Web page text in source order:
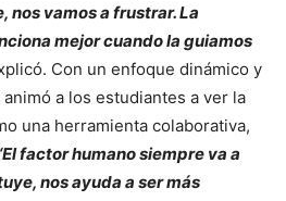
nos vamos a frustrar. La
mejor cuando la guiamos
Con un enfoque dinámico y
a los estudiantes a ver la
una herramienta colaborativa,
factor humano siempre va a
nos ayuda a ser más